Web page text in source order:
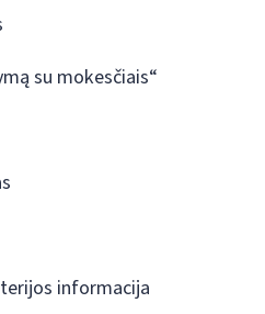
su mokesčiais“
informacija